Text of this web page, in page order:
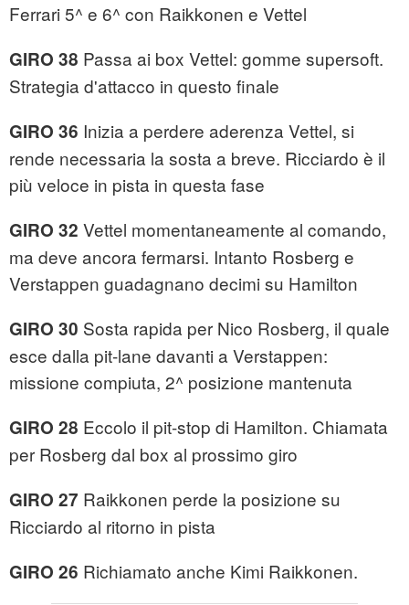
Ferrari 5^ e 6^ con Raikkonen e Vettel
GIRO 38 Passa ai box Vettel: gomme supersoft.
Strategia d'attacco in questo finale
GIRO 36 Inizia a perdere aderenza Vettel, si
rende necessaria la sosta a breve. Ricciardo è il
più veloce in pista in questa fase
GIRO 32 Vettel momentaneamente al comando,
ma deve ancora fermarsi. Intanto Rosberg e
Verstappen guadagnano decimi su Hamilton
GIRO 30 Sosta rapida per Nico Rosberg, il quale
esce dalla pit-lane davanti a Verstappen:
missione compiuta, 2^ posizione mantenuta
GIRO 28 Eccolo il pit-stop di Hamilton. Chiamata
per Rosberg dal box al prossimo giro
GIRO 27 Raikkonen perde la posizione su
Ricciardo al ritorno in pista
GIRO 26 Richiamato anche Kimi Raikkonen.